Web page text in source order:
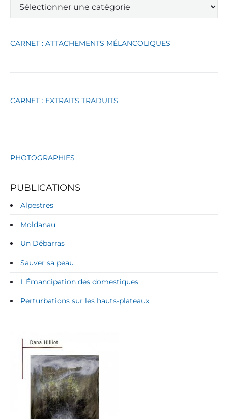
t
o
CARNET : ATTACHEMENTS MÉLANCOLIQUES
CARNET : EXTRAITS TRADUITS
PHOTOGRAPHIES
PUBLICATIONS
Alpestres
Moldanau
Un Débarras
Sauver sa peau
L'Émancipation des domestiques
Perturbations sur les hauts-plateaux